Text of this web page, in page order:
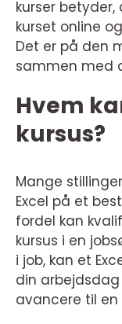
kurser
kurset online
Det er på den
sammen med
Hvem
kursus?
Mange
Excel på et
fordel kan
kursus i en
i job, kan et
din
avancere til en